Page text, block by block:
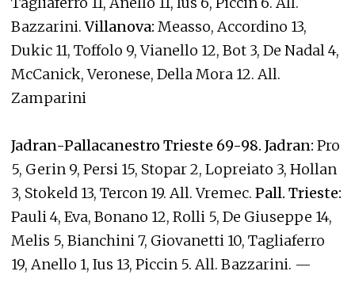
Bazzarini.Villanova: Measso, Accordino 13,
Dukic 11, Toffolo 9, Vianello 12, Bot 3, De Nadal 4,
McCanick, Veronese, Della Mora 12. All.
Zamparini
Jadran-Pallacanestro Trieste 69-98. Jadran: Pro
5, Gerin 9, Persi 15, Stopar 2, Lopreiato 3, Hollan
3, Stokeld 13, Tercon 19. All. Vremec. Pall. Trieste:
Pauli 4, Eva, Bonano 12, Rolli 5, De Giuseppe 14,
Melis 5, Bianchini 7, Giovanetti 10, Tagliaferro
19, Anello 1, Ius 13, Piccin 5. All. Bazzarini. —